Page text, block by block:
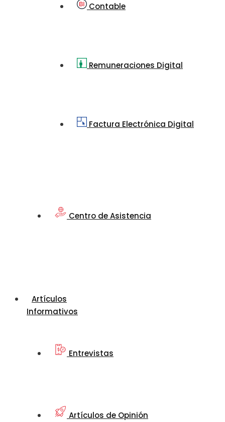
Contable
Remuneraciones Digital
Factura Electrónica Digital
Centro de Asistencia
Artículos
Informativos
Entrevistas
Artículos de Opinión